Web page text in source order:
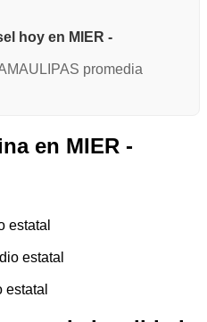
hoy en MIER -
promedia
en MIER -
estatal
estatal
estatal